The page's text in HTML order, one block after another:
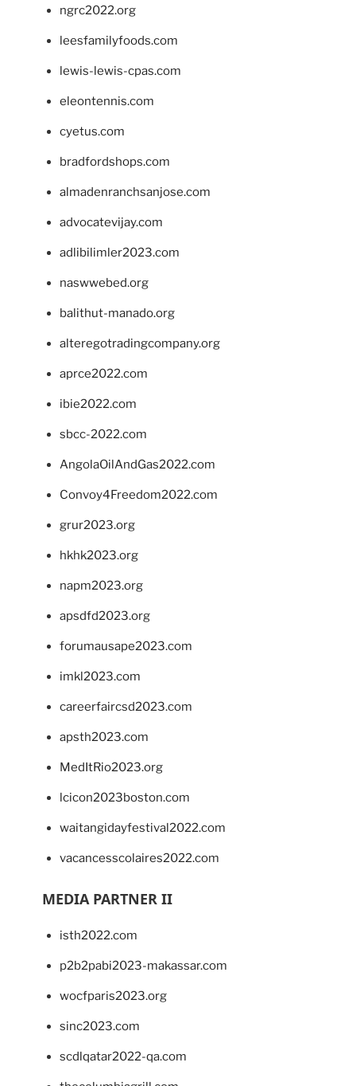
ngrc2022.org
leesfamilyfoods.com
lewis-lewis-cpas.com
eleontennis.com
cyetus.com
bradfordshops.com
almadenranchsanjose.com
advocatevijay.com
adlibilimler2023.com
naswwebed.org
balithut-manado.org
alteregotradingcompany.org
aprce2022.com
ibie2022.com
sbcc-2022.com
AngolaOilAndGas2022.com
Convoy4Freedom2022.com
grur2023.org
hkhk2023.org
napm2023.org
apsdfd2023.org
forumausape2023.com
imkl2023.com
careerfaircsd2023.com
apsth2023.com
MedItRio2023.org
lcicon2023boston.com
waitangidayfestival2022.com
vacancesscolaires2022.com
MEDIA PARTNER II
isth2022.com
p2b2pabi2023-makassar.com
wocfparis2023.org
sinc2023.com
scdlqatar2022-qa.com